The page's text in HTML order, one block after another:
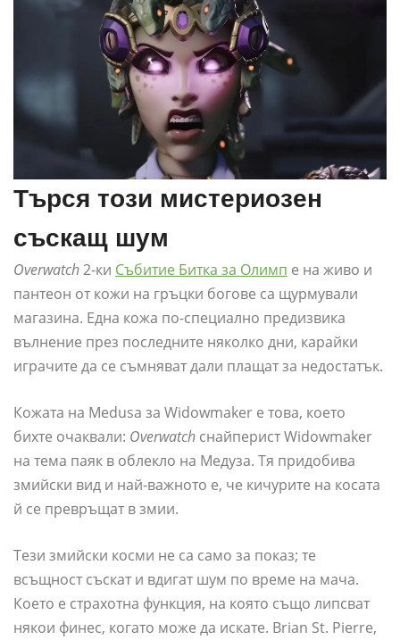
Търся този мистериозен
съскащ шум
Overwatch2-ки Събитие Битка за Олимп е на живо и
пантеон от кожи на гръцки богове са щурмували
магазина. Една кожа по-специално предизвика
вълнение през последните няколко дни, карайки
играчите да се съмняват дали плащат за недостатък.
Кожата на Medusa за Widowmaker е това, което
бихте очаквали: Overwatch снайперист Widowmaker
на тема паяк в облекло на Медуза. Тя придобива
змийски вид и най-важното е, че кичурите на косата
й се превръщат в змии.
Тези змийски косми не са само за показ; те
всъщност съскат и вдигат шум по време на мача.
Което е страхотна функция, на която също липсват
някои финес, когато може да искате. Brian St. Pierre,